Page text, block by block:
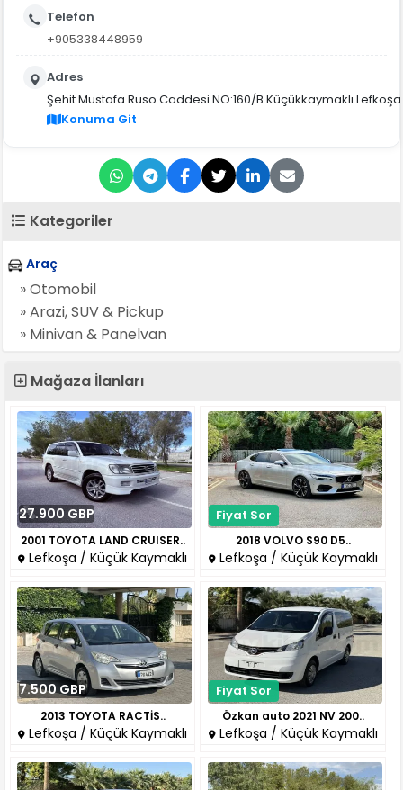
Telefon
+905338448959
Adres
Şehit Mustafa Ruso Caddesi NO:160/B Küçükkaymaklı Lefkoşa
Konuma Git
Kategoriler
Araç
» Otomobil
» Arazi, SUV & Pickup
» Minivan & Panelvan
Mağaza İlanları
27.900 GBP
2001 TOYOTA LAND CRUISER..
Lefkoşa / Küçük Kaymaklı
Fiyat Sor
2018 VOLVO S90 D5..
Lefkoşa / Küçük Kaymaklı
7.500 GBP
2013 TOYOTA RACTİS..
Lefkoşa / Küçük Kaymaklı
Fiyat Sor
Özkan auto 2021 NV 200..
Lefkoşa / Küçük Kaymaklı